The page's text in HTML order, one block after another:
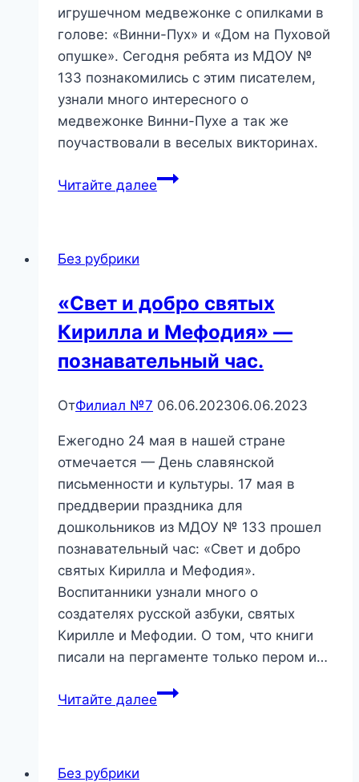
игрушечном медвежонке с опилками в
голове: «Винни-Пух» и «Дом на Пуховой
опушке». Сегодня ребята из МДОУ №
133 познакомились с этим писателем,
узнали много интересного о
медвежонке Винни-Пухе а так же
поучаствовали в веселых викторинах.
Читайте далее«Алан
—
игровая
викторина
Без рубрики
«Свет и добро святых
Кирилла и Мефодия» —
познавательный час.
ОтФилиал №7 06.06.202306.06.2023
Ежегодно 24 мая в нашей стране
отмечается — День славянской
письменности и культуры. 17 мая в
преддверии праздника для
дошкольников из МДОУ № 133 прошел
познавательный час: «Свет и добро
святых Кирилла и Мефодия».
Воспитанники узнали много о
создателях русской азбуки, святых
Кирилле и Мефодии. О том, что книги
писали на пергаменте только пером и…
Читайте далее«Свет
Без рубрики